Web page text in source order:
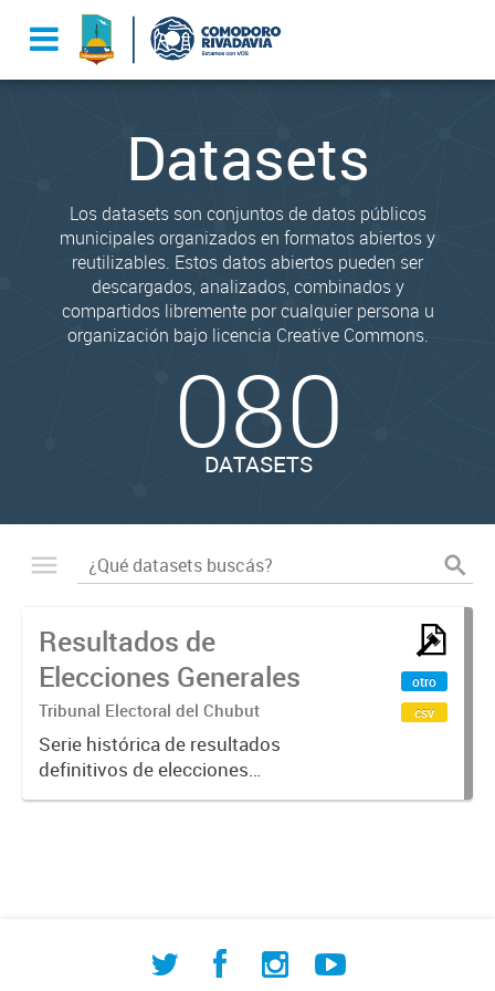
Datasets
Los datasets son conjuntos de datos públicos
municipales organizados en formatos abiertos y
reutilizables. Estos datos abiertos pueden ser
descargados, analizados, combinados y
compartidos libremente por cualquier persona u
organización bajo licencia Creative Commons.
080
DATASETS
Resultados de
Elecciones Generales
Tribunal Electoral del Chubut
Serie histórica de resultados
definitivos de elecciones
municipales en Comodoro
otro
csv